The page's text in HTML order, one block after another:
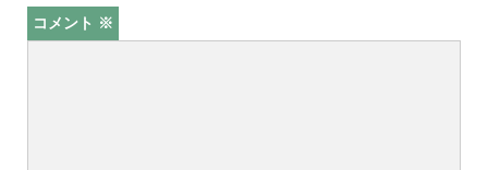
コメント ※